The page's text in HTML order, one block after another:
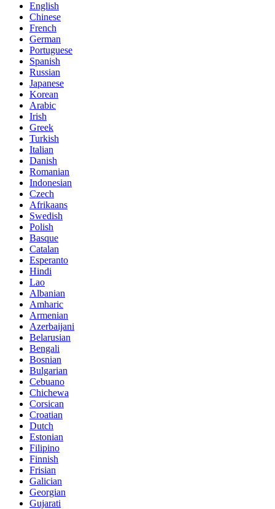
English
Chinese
French
German
Portuguese
Spanish
Russian
Japanese
Korean
Arabic
Irish
Greek
Turkish
Italian
Danish
Romanian
Indonesian
Czech
Afrikaans
Swedish
Polish
Basque
Catalan
Esperanto
Hindi
Lao
Albanian
Amharic
Armenian
Azerbaijani
Belarusian
Bengali
Bosnian
Bulgarian
Cebuano
Chichewa
Corsican
Croatian
Dutch
Estonian
Filipino
Finnish
Frisian
Galician
Georgian
Gujarati